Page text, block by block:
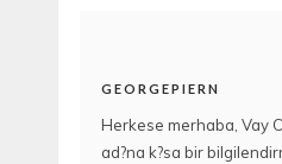
GEORGEPIERN
Herkese merhaba, Vay
ad?na k?sa bir